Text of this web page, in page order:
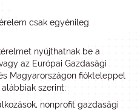
csak egyénileg
nyújthatnak be a
az Európai Gazdasági
Magyarországon fiókteleppel
szerint:
nonprofit gazdasági